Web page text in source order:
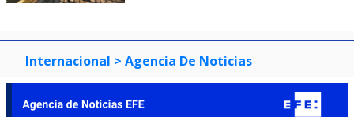
Internacional > Agencia De Noticias